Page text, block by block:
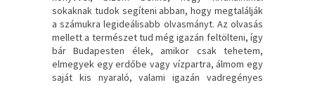
sokaknak tudok segíteni abban, hogy megtalálják
a számukra legideálisabb olvasmányt. Az olvasás
mellett a természet tud még igazán feltölteni, így
bár Budapesten élek, amikor csak tehetem,
elmegyek egy erdőbe vagy vízpartra, álmom egy
saját kis nyaraló, valami igazán vadregényes